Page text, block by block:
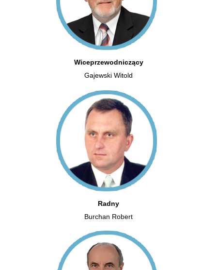
Wiceprzewodniczący
Gajewski Witold
Radny
Burchan Robert